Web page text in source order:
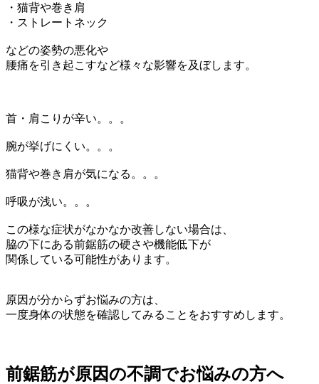
・猫背や巻き肩
・ストレートネック
などの姿勢の悪化や
腰痛を引き起こすなど様々な影響を及ぼします。
首・肩こりが辛い。。。
腕が挙げにくい。。。
猫背や巻き肩が気になる。。。
呼吸が浅い。。。
この様な症状がなかなか改善しない場合は、
脇の下にある前鋸筋の硬さや機能低下が
関係している可能性があります。
原因が分からずお悩みの方は、
一度身体の状態を確認してみることをおすすめします。
前鋸筋が原因の不調でお悩みの方へ